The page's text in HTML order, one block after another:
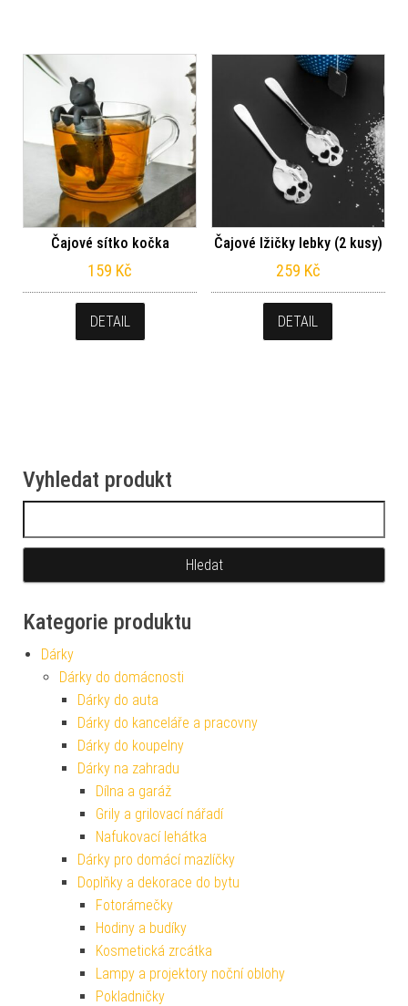
Čajové sítko kočka
159 Kč
DETAIL
Čajové lžičky lebky (2 kusy)
259 Kč
DETAIL
Vyhledat produkt
Kategorie produktu
Dárky
Dárky do domácnosti
Dárky do auta
Dárky do kanceláře a pracovny
Dárky do koupelny
Dárky na zahradu
Dílna a garáž
Grily a grilovací nářadí
Nafukovací lehátka
Dárky pro domácí mazlíčky
Doplňky a dekorace do bytu
Fotorámečky
Hodiny a budíky
Kosmetická zrcátka
Lampy a projektory noční oblohy
Pokladničky